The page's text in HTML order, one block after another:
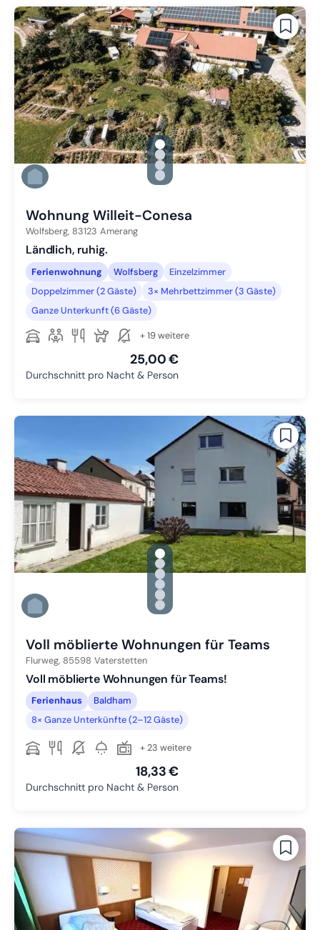
gallery.slide_selector
Zu Slide 1 wechseln
Zu Slide 2 wechseln
Zu Slide 3 wechseln
Zu Slide 4 wechseln
Wohnung Willeit-Conesa
Wolfsberg, 83123 Amerang
Ländlich, ruhig.
Ferienwohnung Wolfsberg
Einzelzimmer
Doppelzimmer (2 Gäste)
3× Mehrbettzimmer (3 Gäste)
Ganze Unterkunft (6 Gäste)
+ 19 weitere
25,00 €
Durchschnitt pro Nacht & Person
gallery.slide_selector
Zu Slide 1 wechseln
Zu Slide 2 wechseln
Zu Slide 3 wechseln
Zu Slide 4 wechseln
Zu Slide 5 wechseln
Zu Slide 6 wechseln
Voll möblierte Wohnungen für Teams
Flurweg, 85598 Vaterstetten
Voll möblierte Wohnungen für Teams!
Ferienhaus
Baldham
8× Ganze Unterkünfte (2–12 Gäste)
+ 23 weitere
18,33 €
Durchschnitt pro Nacht & Person